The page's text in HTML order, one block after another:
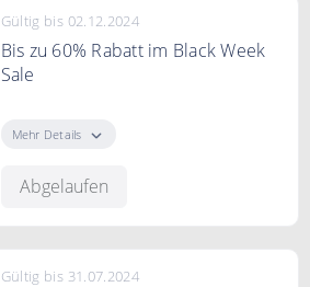
Gültig bis 02.12.2024
Bis zu 60% Rabatt im Black Week
Sale
zu 60% Rabatt auf eine Vielfalt von
Mehr Details
Abgelaufen
Gültig bis 31.07.2024